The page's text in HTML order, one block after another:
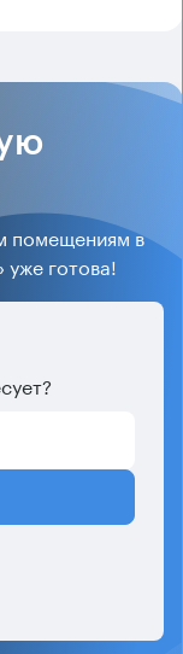
помещениям в
готова!